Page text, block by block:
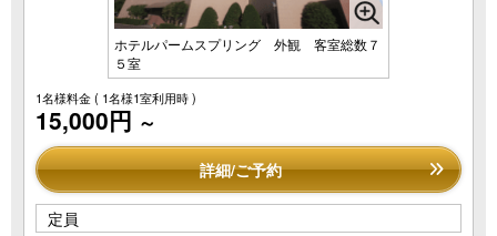
ホテルパームスプリング 外観 客室総数７
５室
1名様料金( 1名様1室利用時 )
15,000円 ～
詳細/ご予約
定員